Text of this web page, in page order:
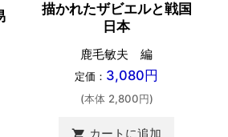
描かれたザビエルと戦国
日本
鹿毛敏夫 編
定価： 3,080円
(本体 2,800円)
カートに追加